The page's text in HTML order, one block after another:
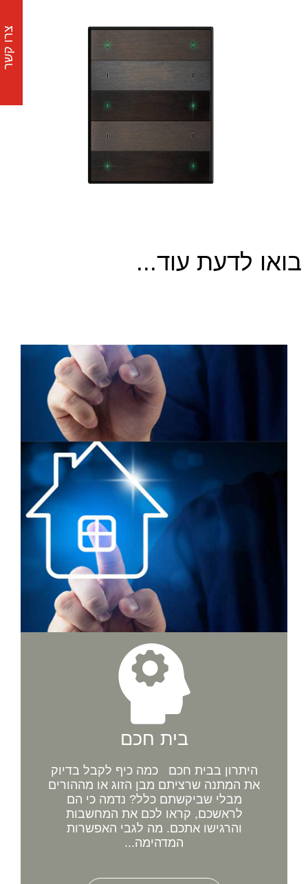
בואו לדעת עוד...
בית חכם
היתרון בבית חכם כמה כיף לקבל בדיוק
את המתנה שרציתם מבן הזוג או מההורים
מבלי שביקשתם כלל? נדמה כי הם
לראשכם, קראו לכם את המחשבות
והרגישו אתכם. מה לגבי האפשרות
המדהימה...
צרו קשר